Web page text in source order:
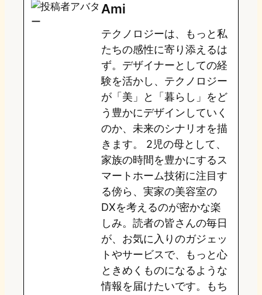
o
d
o
n
k
y
o
o
a
Ami
テクノロジーは、もっと私
たちの感性に寄り添えるは
ず。デザイナーとしての経
験を活かし、テクノロジー
が「美」と「暮らし」をど
う豊かにデザインしていく
のか、未来のシナリオを描
きます。 2児の母として、
家族の時間を豊かにするス
マートホーム技術に注目す
る傍ら、実家の美容室の
DXを考えるのが密かな楽
しみ。読者の皆さんの毎日
が、お気に入りのガジェッ
トやサービスで、もっと心
ときめくものになるような
情報を届けたいです。もち